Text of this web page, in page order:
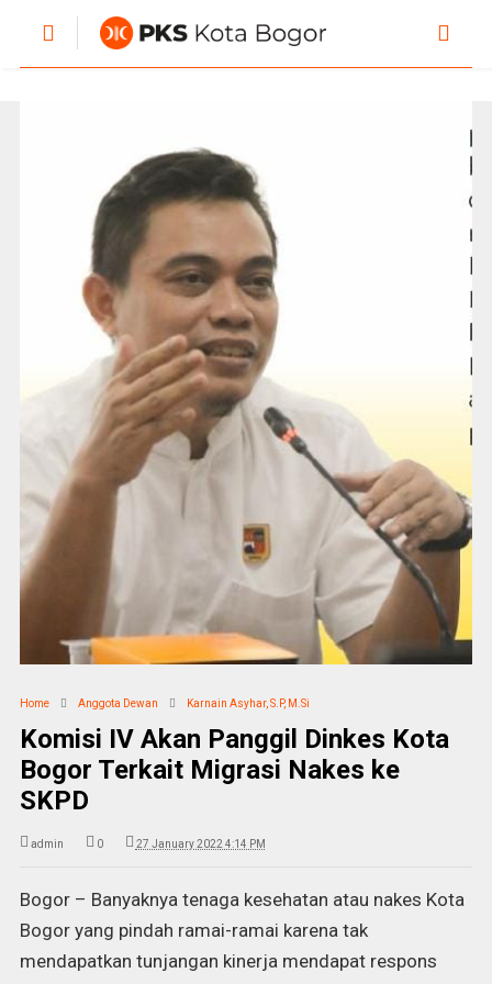
Home Anggota Dewan Karnain Asyhar, S.P, M.Si
Komisi IV Akan Panggil Dinkes Kota
Bogor Terkait Migrasi Nakes ke
SKPD
admin 0 27 January 2022 4:14 PM
Bogor – Banyaknya tenaga kesehatan atau nakes Kota
Bogor yang pindah ramai-ramai karena tak
mendapatkan tunjangan kinerja mendapat respons